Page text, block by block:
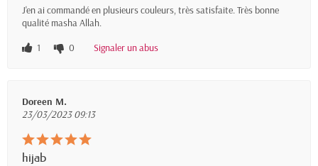
J'en ai commandé en plusieurs couleurs, très satisfaite. Très bonne
qualité masha Allah.
1
0 Signaler un abus
Doreen M.
23/03/2023 09:13
hijab